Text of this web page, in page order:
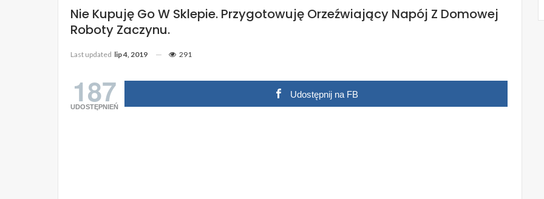
Nie Kupuję Go W Sklepie. Przygotowuję Orzeźwiający Napój Z Domowej
Roboty Zaczynu.
Last updated lip 4, 2019 291
187
UDOSTĘPNIEŃ
Udostępnij na FB